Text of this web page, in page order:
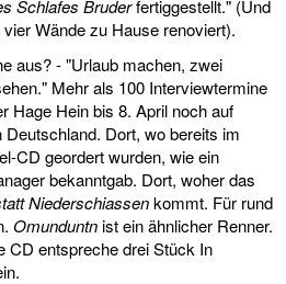
Schlafes Bruderfertiggestellt." (Und
Wände zu Hause renoviert).
aus? - "Urlaub machen, zwei
Mehr als 100 Interviewtermine
Hage Hein bis 8. April noch auf
Dort, wo bereits im
CD geordert wurden, wie ein
bekanntgab. Dort, woher das
Niederschiassenkommt. Für rund
Omunduntnist ein ähnlicher Renner.
CD entspreche drei Stück In